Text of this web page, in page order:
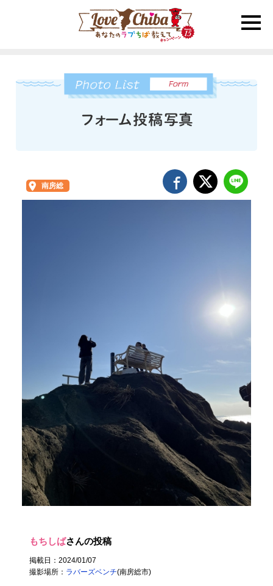
toggle
南房総
もちしばさんの投稿
掲載日：2024/01/07
撮影場所： ラバーズベンチ(南房総市)